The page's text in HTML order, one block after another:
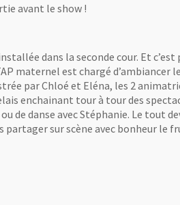
peu d'adresse en patientant avec le
avant le show !
dans la seconde cour. Et
maternel est chargé d’ambiancer
par Chloé et Eléna, les 2
enchainant tour à tour des
de danse avec Stéphanie. Le tout
sur scène avec bonheur le